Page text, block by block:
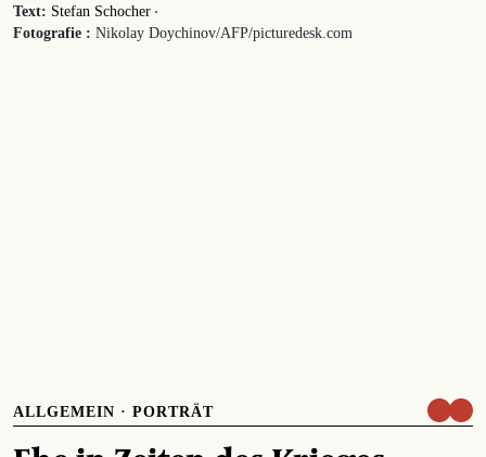
Text: Stefan Schocher ·
Fotografie : Nikolay Doychinov/AFP/picturedesk.com
ALLGEMEIN · PORTRÄT